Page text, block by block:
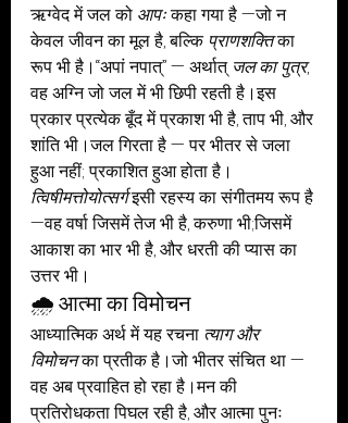
ऋग्वेद में जल को आपः कहा गया है —जो न
केवल जीवन का मूल है, बल्कि प्राणशक्ति का
रूप भी है।“अपां नपात्” — अर्थात् जल का पुत्र,
वह अग्नि जो जल में भी छिपी रहती है।इस
प्रकार प्रत्येक बूँद में प्रकाश भी है, ताप भी, और
शांति भी।जल गिरता है — पर भीतर से जला
हुआ नहीं; प्रकाशित हुआ होता है।
त्विषीमत्तोयोत्सर्ग इसी रहस्य का संगीतमय रूप है
—वह वर्षा जिसमें तेज भी है, करुणा भी;जिसमें
आकाश का भार भी है, और धरती की प्यास का
उत्तर भी।
🌧️ आत्मा का विमोचन
आध्यात्मिक अर्थ में यह रचना त्याग और
विमोचन का प्रतीक है।जो भीतर संचित था —
वह अब प्रवाहित हो रहा है।मन की
प्रतिरोधकता पिघल रही है, और आत्मा पुनः